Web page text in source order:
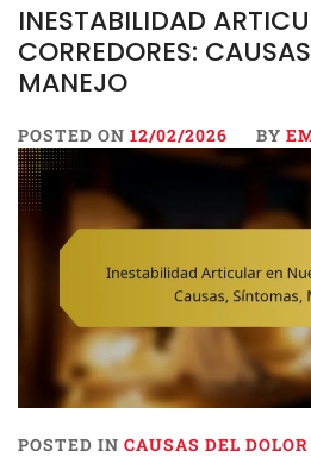
INESTABILIDAD
CORREDORES:
MANEJO
POSTED ON 12/02/2026 BY
POSTED IN CAUSAS DEL